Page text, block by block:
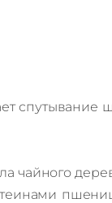
спутывание
чайного